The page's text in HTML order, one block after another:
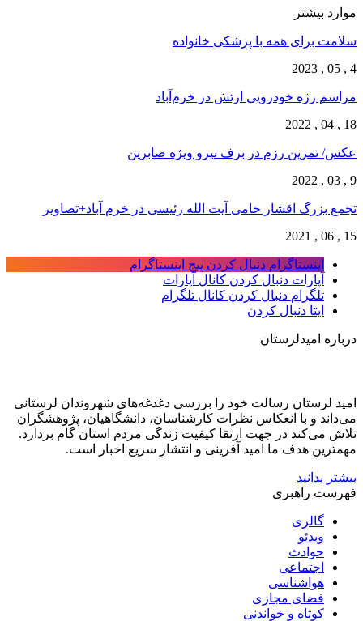
موارد بیشتر
سلامت برای همه با پزشکی خانواده
4 , 05 , 2023
مراسم رژه خودرویی ارتش در خرم‌آباد
18 , 04 , 2022
عکس/ تمرین رزم در برف نیرو ویژه صابرین
9 , 03 , 2022
تجمع بزرگ اقشار حامی آیت الله رئیسی در خرم آباد+تصاویر
15 , 06 , 2021
اینستاگرام دنبال کردن پیج اینستاگرام
آپارات دنبال کردن کانال آپارات
تلگرام دنبال کردن کانال تلگرام
ایتا دنبال کردن
درباره امیدلرستان
امید لرستان رسالت خود را بررسی دغدغه‌های شهروندان لرستانی
می‌داند و با انعکاس نظرات کارشناسان، دانشگاهیان، پژوهشگران
تلاش می‌کند در جهت ارتقا کیفیت زندگی مردم استان گام بردارد.
مهمترین هدف ما امید آفرینی و انتشار سریع اخبار است.
بیشتر بدانید
فهرست راهبری
گالری
ویدئو
حوادث
اجتماعی
هواشناسی
فضای مجازی
کوتاه و خواندنی